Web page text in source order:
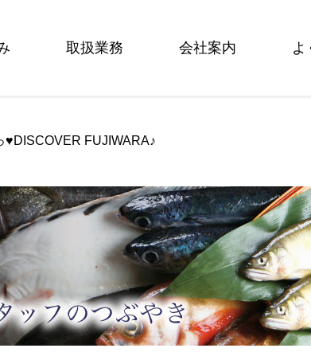
取扱業務 会社案内 よ
♥DISCOVER FUJIWARA♪